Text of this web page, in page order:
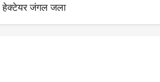
हेक्टेयर जंगल जला